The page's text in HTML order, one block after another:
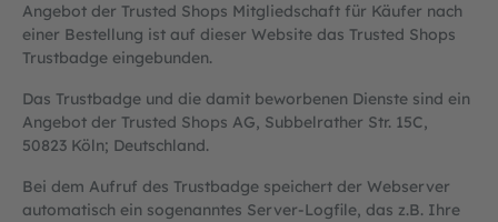
Angebot der Trusted Shops Mitgliedschaft für Käufer nach
einer Bestellung ist auf dieser Website das Trusted Shops
Trustbadge eingebunden.
Das Trustbadge und die damit beworbenen Dienste sind ein
Angebot der Trusted Shops AG, Subbelrather Str. 15C,
50823 Köln; Deutschland.
Bei dem Aufruf des Trustbadge speichert der Webserver
automatisch ein sogenanntes Server-Logfile, das z.B. Ihre